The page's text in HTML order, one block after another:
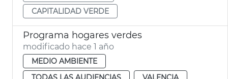
CAPITALIDAD VERDE
Programa hogares verdes
modificado hace 1 año
MEDIO AMBIENTE